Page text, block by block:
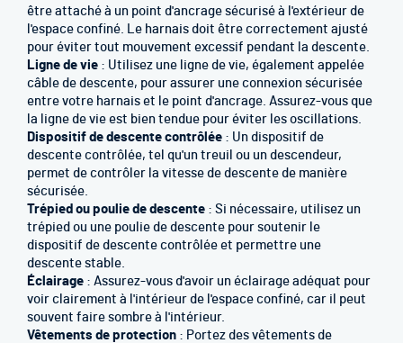
être attaché à un point d'ancrage sécurisé à l'extérieur de
l'espace confiné. Le harnais doit être correctement ajusté
pour éviter tout mouvement excessif pendant la descente.
Ligne de vie : Utilisez une ligne de vie, également appelée
câble de descente, pour assurer une connexion sécurisée
entre votre harnais et le point d'ancrage. Assurez-vous que
la ligne de vie est bien tendue pour éviter les oscillations.
Dispositif de descente contrôlée : Un dispositif de
descente contrôlée, tel qu'un treuil ou un descendeur,
permet de contrôler la vitesse de descente de manière
sécurisée.
Trépied ou poulie de descente : Si nécessaire, utilisez un
trépied ou une poulie de descente pour soutenir le
dispositif de descente contrôlée et permettre une
descente stable.
Éclairage : Assurez-vous d'avoir un éclairage adéquat pour
voir clairement à l'intérieur de l'espace confiné, car il peut
souvent faire sombre à l'intérieur.
Vêtements de protection : Portez des vêtements de